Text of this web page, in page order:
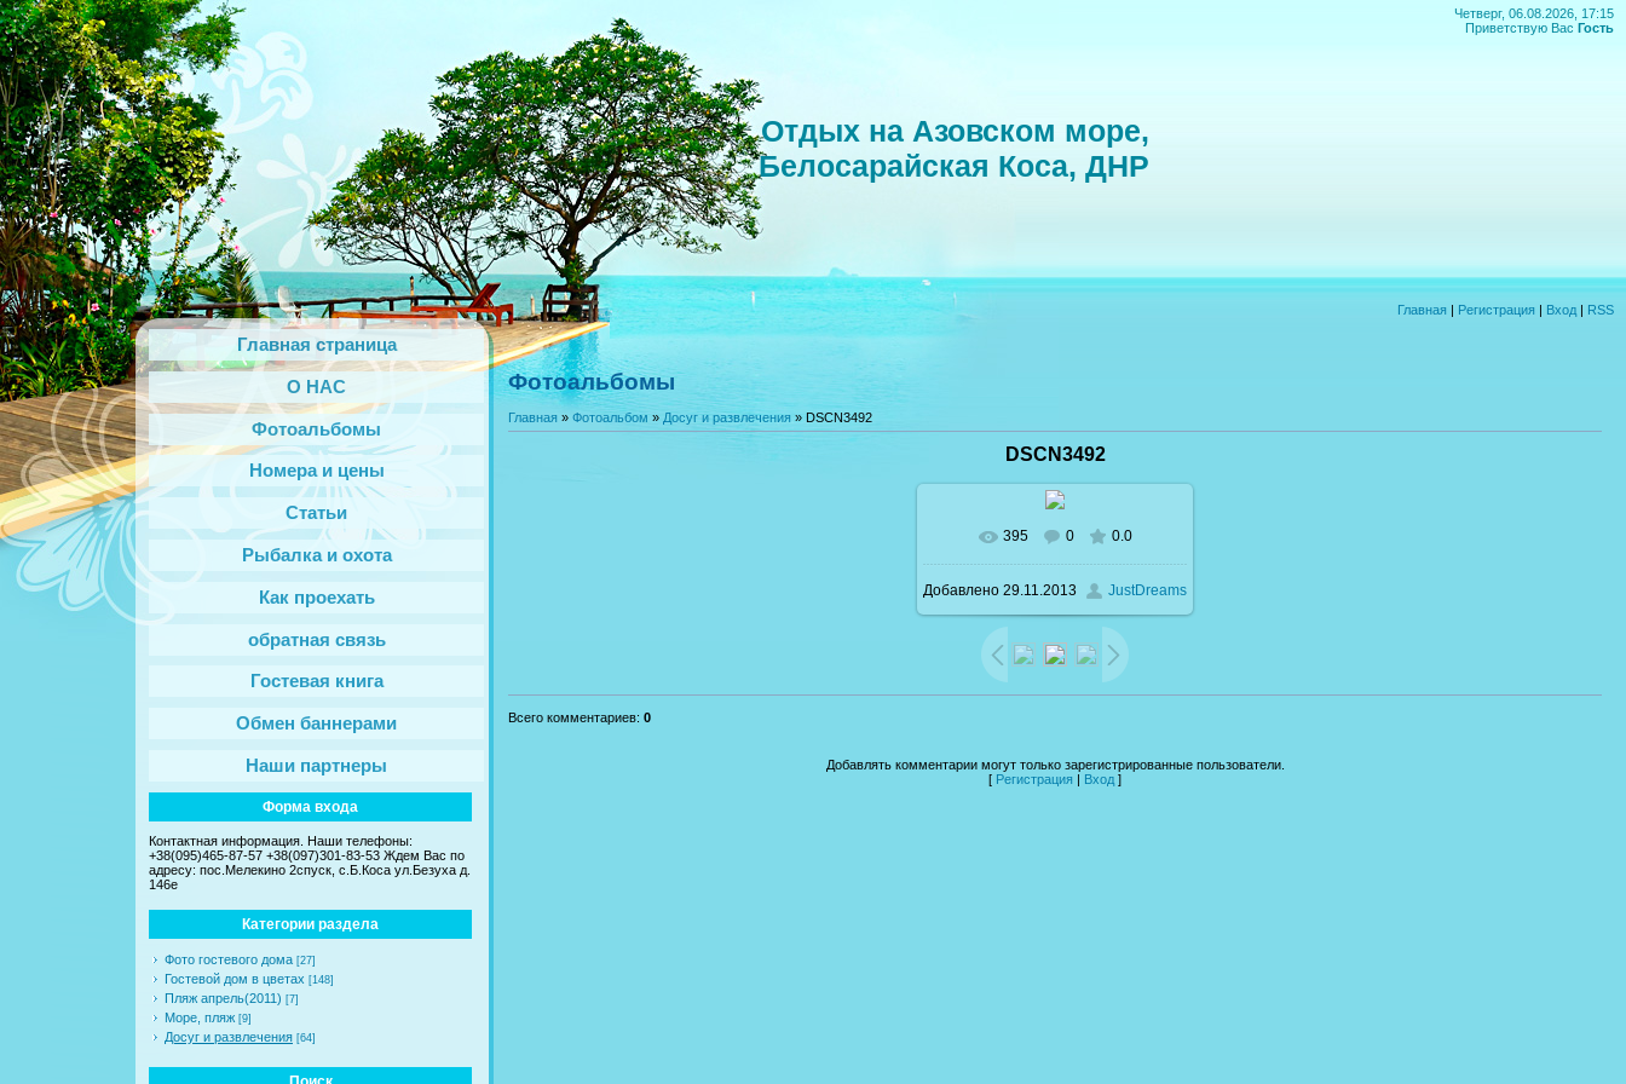
Четверг, 06.08.2026, 17:15
Приветствую Вас Гость
Отдых на Азовском море,
Белосарайская Коса, ДНР
Главная | Регистрация | Вход | RSS
Главная страница
О НАС
Фотоальбомы
Номера и цены
Статьи
Рыбалка и охота
Как проехать
обратная связь
Гостевая книга
Обмен баннерами
Наши партнеры
Форма входа
Контактная информация. Наши телефоны:
+38(095)465-87-57 +38(097)301-83-53 Ждем Вас по
адресу: пос.Мелекино 2спуск, c.Б.Коса ул.Безуха д.
146е
Категории раздела
Фото гостевого дома [27]
Гостевой дом в цветах [148]
Пляж апрель(2011) [7]
Море, пляж [9]
Досуг и развлечения [64]
Фотоальбомы
Главная » Фотоальбом » Досуг и развлечения » DSCN3492
DSCN3492
В реальном размере
1600x1200/ 216.6Kb
395 0 0.0
Добавлено 29.11.2013 JustDreams
Всего комментариев: 0
Добавлять комментарии могут только зарегистрированные пользователи.
[ Регистрация | Вход ]